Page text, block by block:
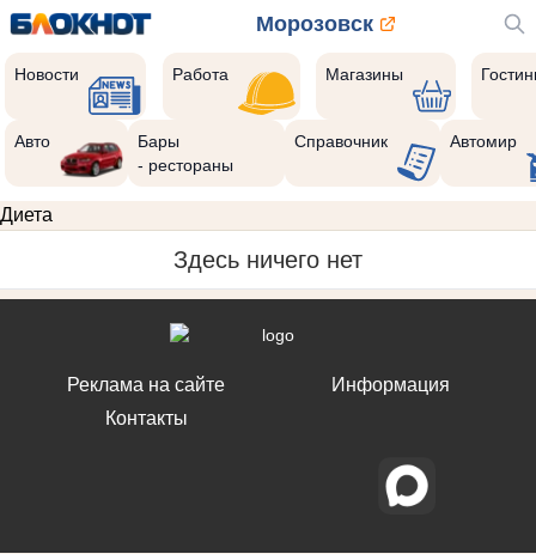
Морозовск
Новости Работа Магазины
Авто
Бары
- рестораны
Справочник Автомир
Диета
Здесь ничего нет
Реклама на сайте
Контакты
Информация